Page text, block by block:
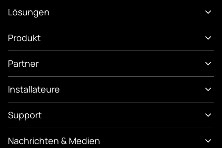
Lösungen
Produkt
Partner
Installateure
Support
Nachrichten & Medien